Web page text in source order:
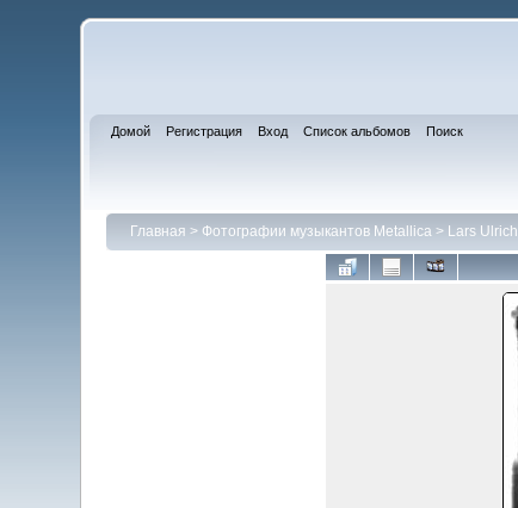
Домой Регистрация Вход Список альбомов Поиск
Главная > Фотографии музыкантов Metallica> Lars Ulrich